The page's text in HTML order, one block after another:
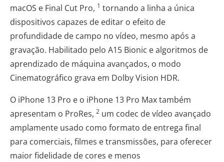
macOS e Final Cut Pro, 1 tornando a linha a única
dispositivos capazes de editar o efeito de
profundidade de campo no vídeo, mesmo após a
gravação. Habilitado pelo A15 Bionic e algoritmos de
aprendizado de máquina avançados, o modo
Cinematográfico grava em Dolby Vision HDR.
O iPhone 13 Pro e o iPhone 13 Pro Max também
apresentam o ProRes, 2 um codec de vídeo avançado
amplamente usado como formato de entrega final
para comerciais, filmes e transmissões, para oferecer
maior fidelidade de cores e menos